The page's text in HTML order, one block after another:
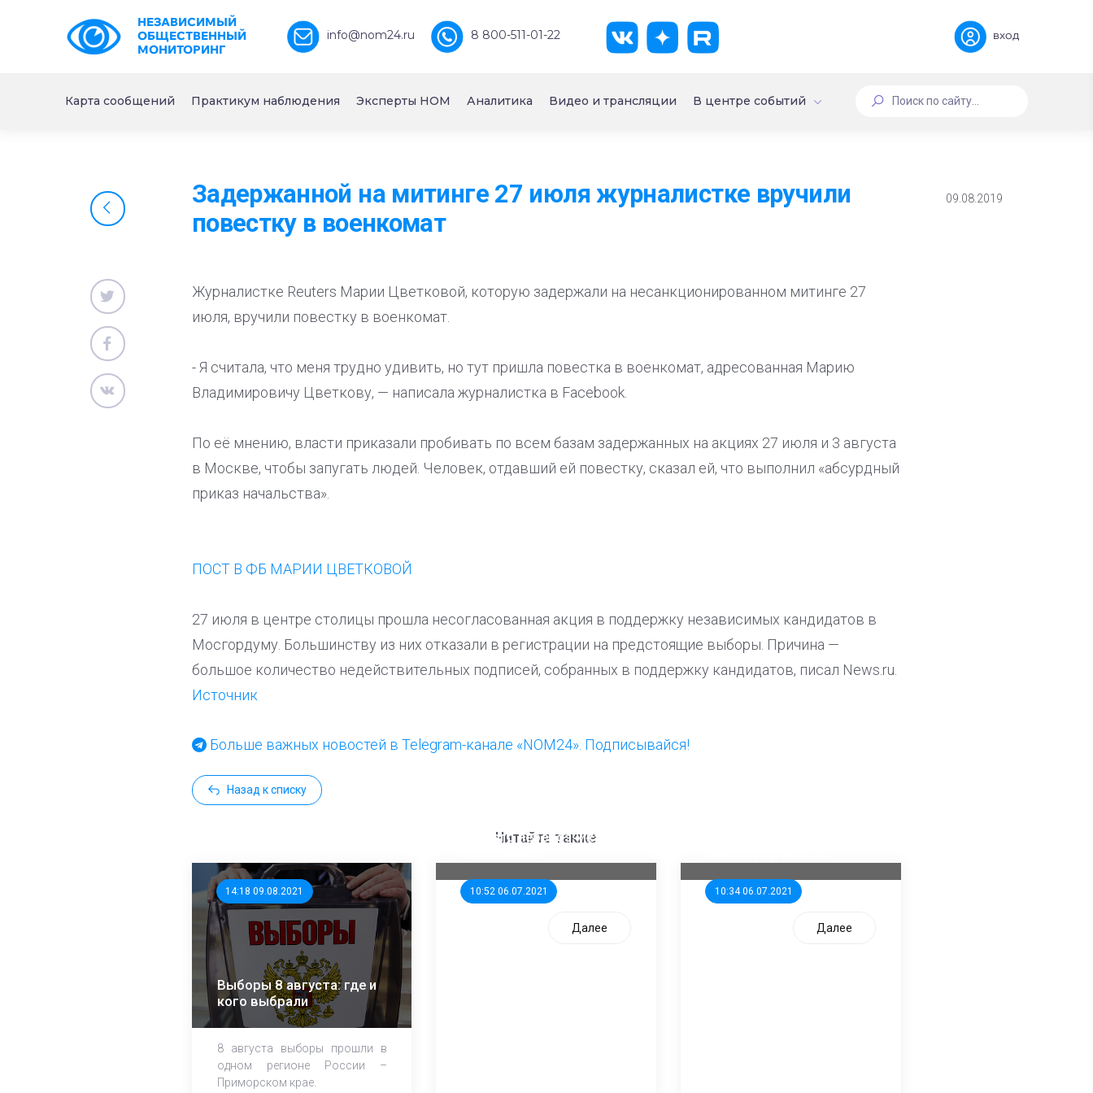
НЕЗАВИСИМЫЙ
ОБЩЕСТВЕННЫЙ
МОНИТОРИНГ
info@nom24.ru 8 800-511-01-22 вход
Карта сообщений Практикум наблюдения Эксперты НОМ Аналитика Видео и трансляции В центре событий
Задержанной на митинге 27 июля журналистке вручили
повестку в военкомат
09.08.2019
Журналистке Reuters Марии Цветковой, которую задержали на несанкционированном митинге 27
июля, вручили повестку в военкомат.
- Я считала, что меня трудно удивить, но тут пришла повестка в военкомат, адресованная Марию
Владимировичу Цветкову, — написала журналистка в Facebook.
По её мнению, власти приказали пробивать по всем базам задержанных на акциях 27 июля и 3 августа
в Москве, чтобы запугать людей. Человек, отдавший ей повестку, сказал ей, что выполнил «абсурдный
приказ начальства».
ПОСТ В ФБ МАРИИ ЦВЕТКОВОЙ
27 июля в центре столицы прошла несогласованная акция в поддержку независимых кандидатов в
Мосгордуму. Большинству из них отказали в регистрации на предстоящие выборы. Причина —
большое количество недействительных подписей, собранных в поддержку кандидатов, писал News.ru.
Источник
Больше важных новостей в Telegram-канале «NOM24». Подписывайся!
Назад к списку
Читайте также
14:18 09.08.2021
Выборы 8 августа: где и
кого выбрали
8 августа выборы прошли в
одном регионе России –
Приморском крае.
10:52 06.07.2021
единого перевозчика для
Далее
10:34 06.07.2021
Далее